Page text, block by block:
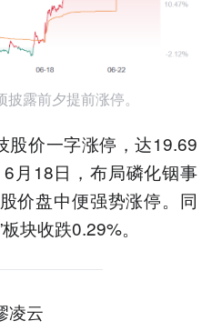
露前夕提前涨停。
股价一字涨停，达19.69
月18日，布局磷化铟事
价盘中便强势涨停。同
块收跌0.29%。
凌云